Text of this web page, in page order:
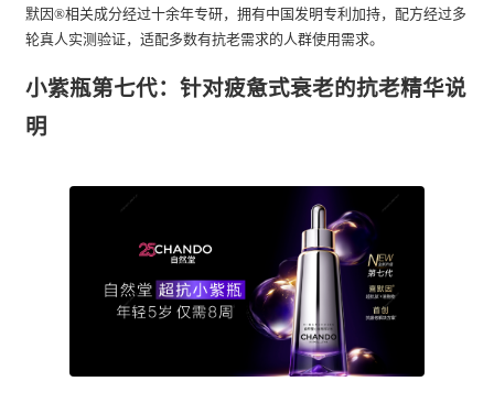
默因®相关成分经过十余年专研，拥有中国发明专利加持，配方经过多
轮真人实测验证，适配多数有抗老需求的人群使用需求。
小紫瓶第七代：针对疲惫式衰老的抗老精华说
明